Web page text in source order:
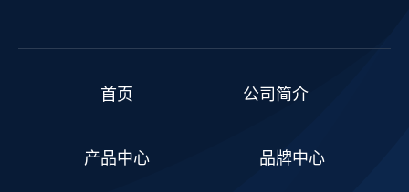
首页 公司简介
产品中心 品牌中心